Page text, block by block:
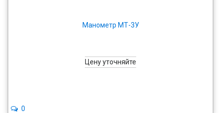
Манометр МТ-3У
Цену уточняйте
0